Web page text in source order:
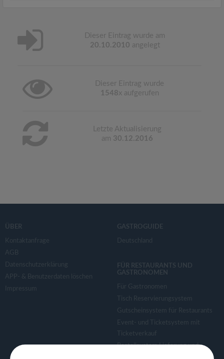
Dieser Eintrag wurde am
20.10.2010 angelegt
Dieser Eintrag wurde
1548x aufgerufen
Letzte Aktualisierung
am 30.12.2016
ÜBER
Kontaktanfrage
AGB
Datenschutzerklärung
APP- & Benutzerdaten löschen
Impressum
GASTROGUIDE
Deutschland
FÜR RESTAURANTS UND
GASTRONOMEN
Für Gastronomen
Tisch Reservierungsystem
Gutscheinsystem für Restaurants
Event- und Ticketsystem mit
Ticketverkauf
Bestellsystem Lieferung und